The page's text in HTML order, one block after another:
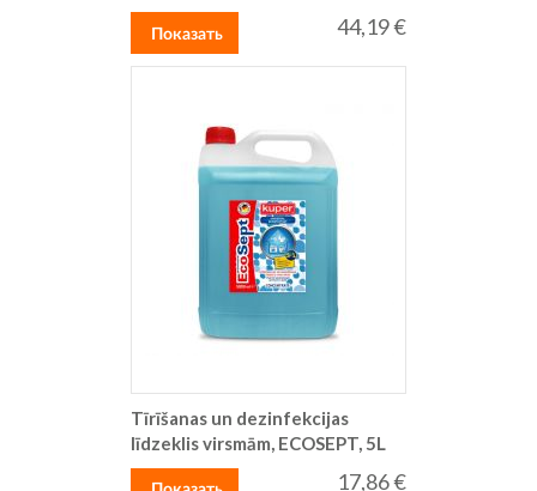
44,19 €
Показать
Tīrīšanas un dezinfekcijas
līdzeklis virsmām, ECOSEPT, 5L
17,86 €